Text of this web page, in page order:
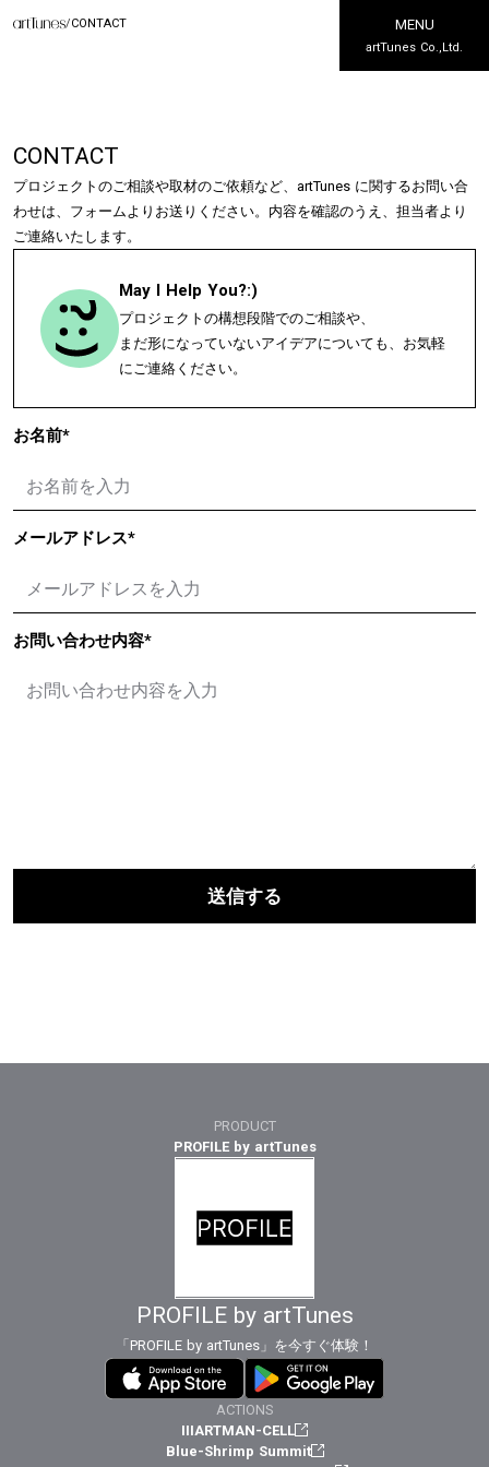
MENU
artTunes Co.,Ltd.
CONTACT
プロジェクトのご相談や取材のご依頼など、artTunes に関するお問い合
わせは、フォームよりお送りください。内容を確認のうえ、担当者より
ご連絡いたします。
May I Help You?:)
プロジェクトの構想段階でのご相談や、
まだ形になっていないアイデアについても、お気軽
にご連絡ください。
お名前*
メールアドレス*
お問い合わせ内容*
送信する
PRODUCT
PROFILE by artTunes
PROFILE by artTunes
「PROFILE by artTunes」を今すぐ体験！
ACTIONS
IIIARTMAN-CELL
Blue-Shrimp Summit
/CONTACT